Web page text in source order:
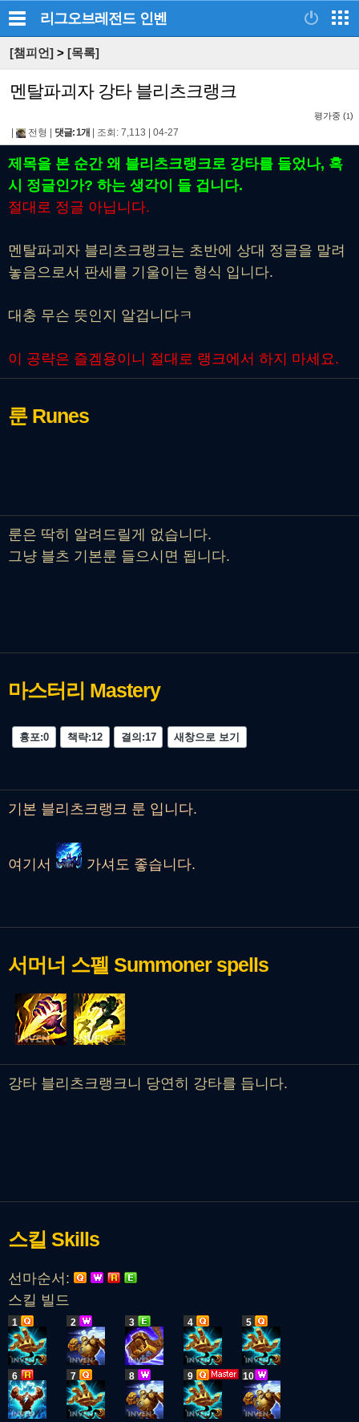
리그오브레전드 인벤
[챔피언] > [목록]
멘탈파괴자 강타 블리츠크랭크
평가중 (1)
전형 댓글: 1개 조회: 7,113 04-27
제목을 본 순간 왜 블리츠크랭크로 강타를 들었나, 혹
시 정글인가? 하는 생각이 들 겁니다.
절대로 정글 아닙니다.
멘탈파괴자 블리츠크랭크는 초반에 상대 정글을 말려
놓음으로서 판세를 기울이는 형식 입니다.
대충 무슨 뜻인지 알겁니다ㅋ
이 공략은 즐겜용이니 절대로 랭크에서 하지 마세요.
룬 Runes
룬은 딱히 알려드릴게 없습니다.
그냥 블츠 기본룬 들으시면 됩니다.
마스터리 Mastery
흉포:0 책략:12 결의:17 새창으로 보기
기본 블리츠크랭크 룬 입니다.
여기서 가셔도 좋습니다.
서머너 스펠 Summoner spells
강타 블리츠크랭크니 당연히 강타를 듭니다.
스킬 Skills
선마순서:
스킬 빌드
1 2 3 4 5
6 7 8 9 10